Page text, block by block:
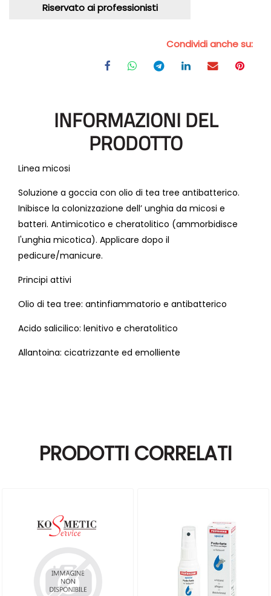
Riservato ai professionisti
Condividi anche su:
INFORMAZIONI DEL
PRODOTTO
Linea micosi
Soluzione a goccia con olio di tea tree antibatterico.
Inibisce la colonizzazione dell’ unghia da micosi e
batteri. Antimicotico e cheratolitico (ammorbidisce
l'unghia micotica). Applicare dopo il
pedicure/manicure.
Principi attivi
Olio di tea tree: antinfiammatorio e antibatterico
Acido salicilico: lenitivo e cheratolitico
Allantoina: cicatrizzante ed emolliente
PRODOTTI CORRELATI